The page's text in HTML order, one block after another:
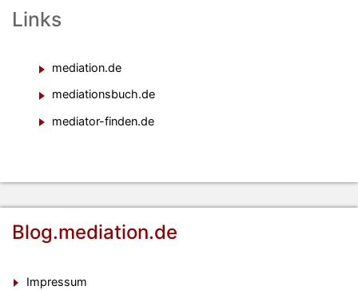
Links
mediation.de
mediationsbuch.de
mediator-finden.de
Blog.mediation.de
Impressum